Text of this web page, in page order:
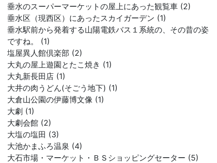
垂水のスーパーマーケットの屋上にあった観覧車 (2)
垂水区（現西区）にあったスカイガーデン (1)
垂水駅前から発着する山陽電鉄バス１系統の、その昔の姿
ですね。 (1)
塩屋異人館倶楽部 (2)
大丸の屋上遊園とたこ焼き (1)
大丸新長田店 (1)
大井の肉うどん(そごう地下) (1)
大倉山公園の伊藤博文像 (1)
大劇 (1)
大劇会館 (2)
大塩の塩田 (3)
大池かまふろ温泉 (4)
大石市場・マーケット・ＢＳショッピングセーター (5)